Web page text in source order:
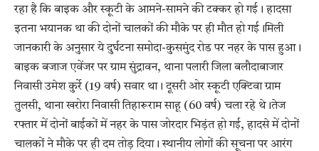
रहा है कि बाइक और स्कूटी के आमने-सामने की टक्कर हो गई। हादसा
इतना भयानक था की दोनों चालकों की मौके पर ही मौत हो गई।मिली
जानकारी के अनुसार ये दुर्घटना समोदा-कुसमुंद रोड पर नहर के पास हुआ।
बाइक बजाज एवेंजर पर ग्राम सुंद्रावन, थाना पलारी जिला बलौदाबाजार
निवासी उमेश कुर्रे (19 वर्ष) सवार था। दूसरी ओर स्कूटी एक्टिवा ग्राम
तुलसी, थाना खरोरा निवासी तिहारूराम साहू (60 वर्ष) चला रहे थे।तेज
रफ्तार में दोनों बाईकों में नहर के पास जोरदार भिड़ंत हो गई, हादसे में दोनों
चालकों ने मौके पर ही दम तोड़ दिया। स्थानीय लोगों की सूचना पर आरंग